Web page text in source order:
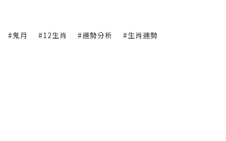
#鬼月 #12生肖 #運勢分析 #生肖運勢